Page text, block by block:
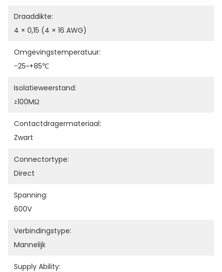
Draaddikte:
4 × 0,15 (4 × 16 AWG)
Omgevingstemperatuur:
-25~+85℃
Isolatieweerstand:
≥100MΩ
Contactdragermateriaal:
Zwart
Connectortype:
Direct
Spanning:
600V
Verbindingstype:
Mannelijk
Supply Ability: